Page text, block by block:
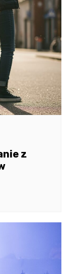
z